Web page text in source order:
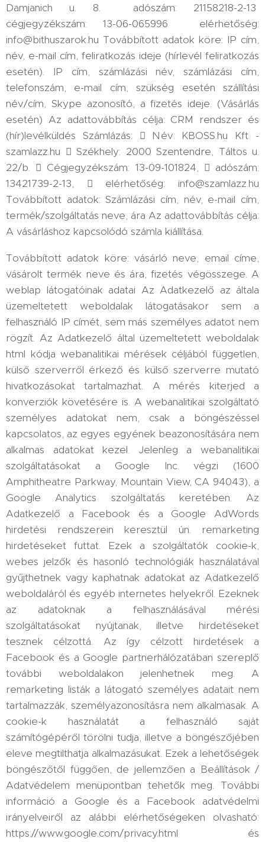
Damjanich u. 8. adószám: 21158218-2-13
cégjegyzékszám: 13-06-065996 elérhetőség:
info@bithuszarok.hu Továbbított adatok köre: IP cím,
név, e-mail cím, feliratkozás ideje (hírlevél feliratkozás
esetén). IP cím, számlázási név, számlázási cím,
telefonszám, e-mail cím, szükség esetén szállítási
név/cím, Skype azonosító, a fizetés ideje. (Vásárlás
esetén) Az adattovábbítás célja: CRM rendszer és
(hír)levélküldés Számlázás:  Név: KBOSS.hu Kft -
szamlazz.hu  Székhely: 2000 Szentendre, Táltos u.
22/b.  Cégjegyzékszám: 13-09-101824,  adószám:
13421739-2-13,  elérhetőség: info@szamlazz.hu
Továbbított adatok: Számlázási cím, név, e-mail cím,
termék/szolgáltatás neve, ára Az adattovábbítás célja:
A vásárláshoz kapcsolódó számla kiállítása.
Továbbított adatok köre: vásárló neve, email címe,
vásárolt termék neve és ára, fizetés végösszege. A
weblap látogatóinak adatai Az Adatkezelő az általa
üzemeltetett weboldalak látogatásakor sem a
felhasználó IP címét, sem más személyes adatot nem
rögzít. Az Adatkezelő által üzemeltetett weboldalak
html kódja webanalitikai mérések céljából független,
külső szerverről érkező és külső szerverre mutató
hivatkozásokat tartalmazhat. A mérés kiterjed a
konverziók követésére is. A webanalitikai szolgáltató
személyes adatokat nem, csak a böngészéssel
kapcsolatos, az egyes egyének beazonosítására nem
alkalmas adatokat kezel. Jelenleg a webanalitikai
szolgáltatásokat a Google Inc. végzi (1600
Amphitheatre Parkway, Mountain View, CA 94043), a
Google Analytics szolgáltatás keretében. Az
Adatkezelő a Facebook és a Google AdWords
hirdetési rendszerein keresztül ún. remarketing
hirdetéseket futtat. Ezek a szolgáltatók cookie-k,
webes jelzők és hasonló technológiák használatával
gyűjthetnek vagy kaphatnak adatokat az Adatkezelő
weboldaláról és egyéb internetes helyekről. Ezeknek
az adatoknak a felhasználásával mérési
szolgáltatásokat nyújtanak, illetve hirdetéseket
tesznek célzottá. Az így célzott hirdetések a
Facebook és a Google partnerhálózatában szereplő
további weboldalakon jelenhetnek meg. A
remarketing listák a látogató személyes adatait nem
tartalmazzák, személyazonosításra nem alkalmasak. A
cookie-k használatát a felhasználó saját
számítógépéről törölni tudja, illetve a böngészőjében
eleve megtilthatja alkalmazásukat. Ezek a lehetőségek
böngészőtől függően, de jellemzően a Beállítások /
Adatvédelem menüpontban tehetők meg. További
információ a Google és a Facebook adatvédelmi
irányelveiről az alábbi elérhetőségeken olvasható:
https://www.google.com/privacy.html és